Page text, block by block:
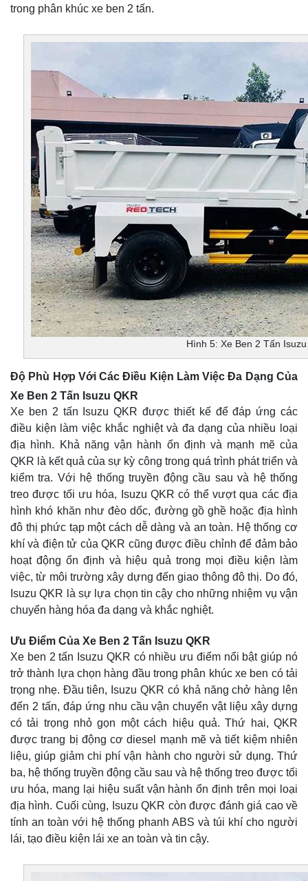
trong phân khúc xe ben 2 tấn.
Hình 5: Xe Ben 2 Tấn Isuzu
Độ Phù Hợp Với Các Điều Kiện Làm Việc Đa Dạng Của
Xe Ben 2 Tấn Isuzu QKR
Xe ben 2 tấn Isuzu QKR được thiết kế để đáp ứng các
điều kiện làm việc khắc nghiệt và đa dạng của nhiều loại
địa hình. Khả năng vận hành ổn định và mạnh mẽ của
QKR là kết quả của sự kỳ công trong quá trình phát triển và
kiểm tra. Với hệ thống truyền động cầu sau và hệ thống
treo được tối ưu hóa, Isuzu QKR có thể vượt qua các địa
hình khó khăn như đèo dốc, đường gồ ghề hoặc địa hình
đô thị phức tạp một cách dễ dàng và an toàn. Hệ thống cơ
khí và điện tử của QKR cũng được điều chỉnh để đảm bảo
hoạt động ổn định và hiệu quả trong mọi điều kiện làm
việc, từ môi trường xây dựng đến giao thông đô thị. Do đó,
Isuzu QKR là sự lựa chọn tin cậy cho những nhiệm vụ vận
chuyển hàng hóa đa dạng và khắc nghiệt.
Ưu Điểm Của Xe Ben 2 Tấn Isuzu QKR
Xe ben 2 tấn Isuzu QKR có nhiều ưu điểm nổi bật giúp nó
trở thành lựa chọn hàng đầu trong phân khúc xe ben có tải
trọng nhẹ. Đầu tiên, Isuzu QKR có khả năng chở hàng lên
đến 2 tấn, đáp ứng nhu cầu vận chuyển vật liệu xây dựng
có tải trọng nhỏ gọn một cách hiệu quả. Thứ hai, QKR
được trang bị động cơ diesel mạnh mẽ và tiết kiệm nhiên
liệu, giúp giảm chi phí vận hành cho người sử dụng. Thứ
ba, hệ thống truyền động cầu sau và hệ thống treo được tối
ưu hóa, mang lại hiệu suất vận hành ổn định trên mọi loại
địa hình. Cuối cùng, Isuzu QKR còn được đánh giá cao về
tính an toàn với hệ thống phanh ABS và túi khí cho người
lái, tạo điều kiện lái xe an toàn và tin cậy.